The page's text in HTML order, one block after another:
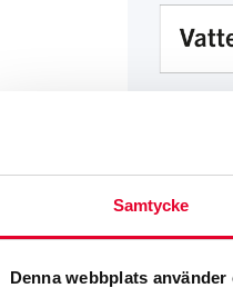
Samtycke
Denna webbplats använder
Rumsskylt